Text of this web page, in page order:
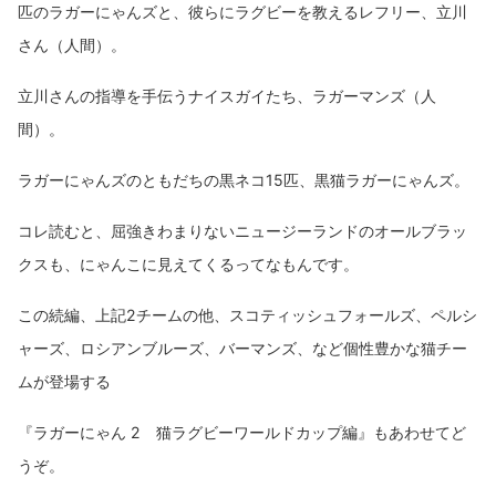
匹のラガーにゃんズと、彼らにラグビーを教えるレフリー、立川
さん（人間）。
立川さんの指導を手伝うナイスガイたち、ラガーマンズ（人
間）。
ラガーにゃんズのともだちの黒ネコ15匹、黒猫ラガーにゃんズ。
コレ読むと、屈強きわまりないニュージーランドのオールブラッ
クスも、にゃんこに見えてくるってなもんです。
この続編、上記2チームの他、スコティッシュフォールズ、ペルシ
ャーズ、ロシアンブルーズ、バーマンズ、など個性豊かな猫チー
ムが登場する
『ラガーにゃん 2 猫ラグビーワールドカップ編』もあわせてど
うぞ。